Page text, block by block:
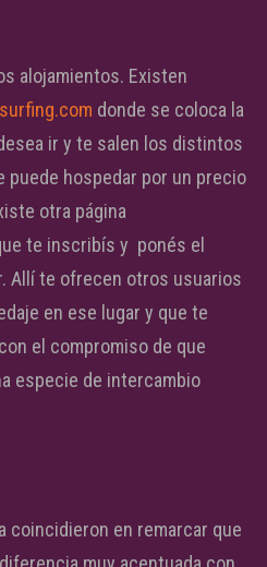
alojamientos. Existen
donde se coloca la
ir y te salen los distintos
puede hospedar por un precio
otra página
te inscribís y ponés el
Allí te ofrecen otros usuarios
en ese lugar y que te
el compromiso de que
especie de intercambio
coincidieron en remarcar que